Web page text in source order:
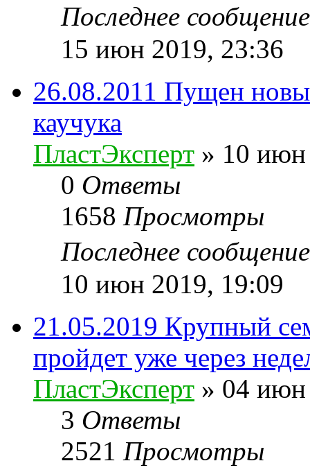
Последнее
15 июн 2019, 23:36
26.08.2011 Пущен
каучука
ПластЭксперт » 10 июн
0 Ответы
1658 Просмотры
Последнее
10 июн 2019, 19:09
21.05.2019 Крупный
пройдет уже через
ПластЭксперт » 04 июн
3 Ответы
2521 Просмотры